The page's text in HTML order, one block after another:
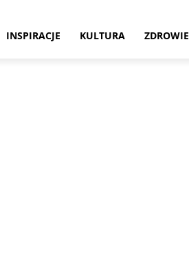
INSPIRACJE KULTURA ZDROWIE